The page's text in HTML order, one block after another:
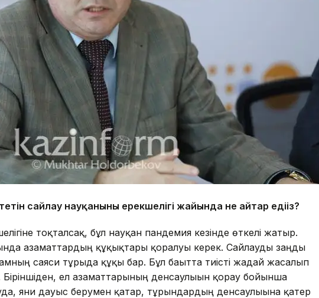
сайлау науқанының ерекшелігі жайында не айтар едіңіз?
тоқталсақ, бұл науқан пандемия кезінде өткелі жатыр.
азаматтардың құқықтары қорғалуы керек. Сайлауды заңды
саяси тұрғыда құқы бар. Бұл бағытта тиісті жағдай жасалып
ел азаматтарының денсаулығын қорғау бойынша
яғни дауыс берумен қатар, тұрғындардың денсаулығына қатер